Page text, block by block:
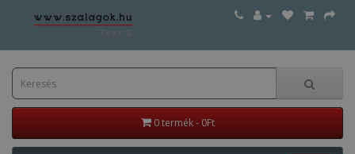
0 termék - 0Ft